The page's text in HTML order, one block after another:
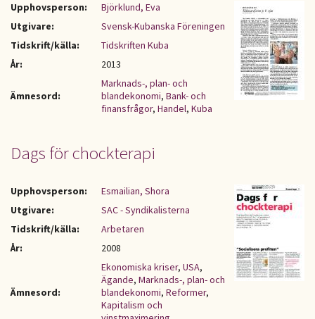
Upphovsperson:
Björklund, Eva
Utgivare:
Svensk-Kubanska Föreningen
Tidskrift/källa:
Tidskriften Kuba
År:
2013
Ämnesord:
Marknads-, plan- och
blandekonomi, Bank- och
finansfrågor, Handel, Kuba
Dags för chockterapi
Upphovsperson:
Esmailian, Shora
Utgivare:
SAC - Syndikalisterna
Tidskrift/källa:
Arbetaren
År:
2008
Ämnesord:
Ekonomiska kriser, USA,
Ägande, Marknads-, plan- och
blandekonomi, Reformer,
Kapitalism och